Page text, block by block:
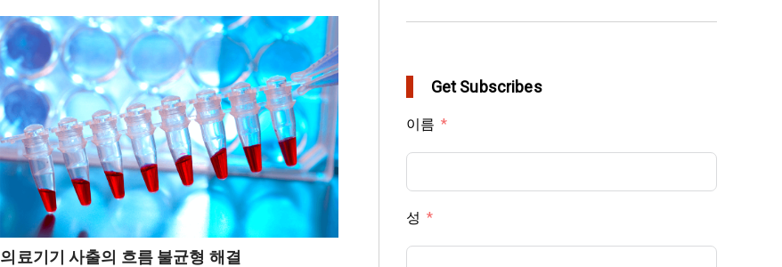
의료기기 사출의 흐름 불균형 해결
Get Subscribes
이름
성